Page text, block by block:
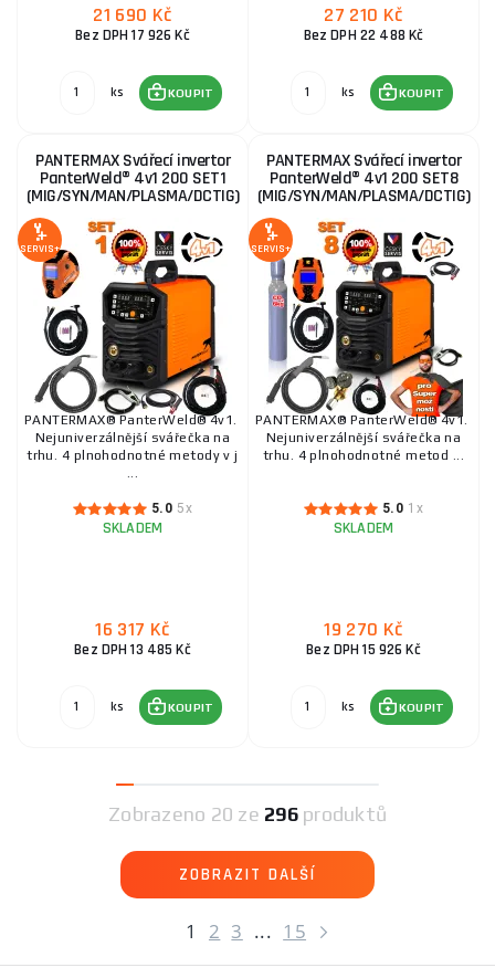
21 690 Kč
Bez DPH 17 926 Kč
ks KOUPIT
27 210 Kč
Bez DPH 22 488 Kč
ks KOUPIT
PANTERMAX Svářecí invertor
PanterWeld® 4v1 200 SET1
(MIG/SYN/MAN/PLASMA/DCTIG)
SERVIS+
PANTERMAX® PanterWeld® 4v1.
Nejuniverzálnější svářečka na
trhu. 4 plnohodnotné metody v j
...
5.0 5x
SKLADEM
16 317 Kč
Bez DPH 13 485 Kč
ks KOUPIT
PANTERMAX Svářecí invertor
PanterWeld® 4v1 200 SET8
(MIG/SYN/MAN/PLASMA/DCTIG)
SERVIS+
PANTERMAX® PanterWeld® 4v1.
Nejuniverzálnější svářečka na
trhu. 4 plnohodnotné metod ...
5.0 1x
SKLADEM
19 270 Kč
Bez DPH 15 926 Kč
ks KOUPIT
1 2 3 ... 15
Zobrazeno 20 ze 296produktů
ZOBRAZIT DALŠÍ